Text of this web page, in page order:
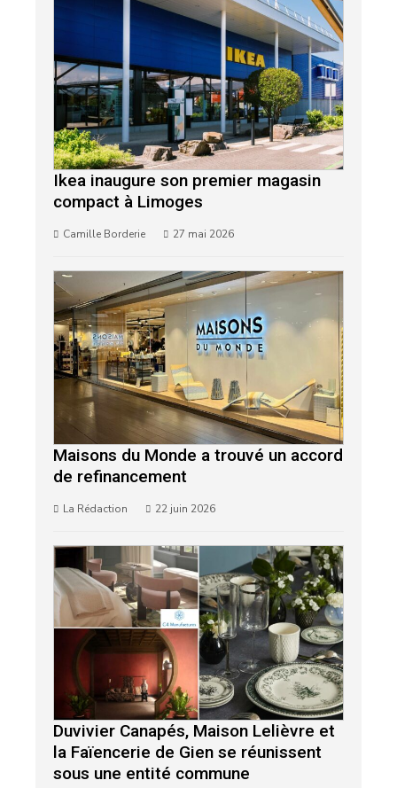
Ikea inaugure son premier magasin
compact à Limoges
Camille Borderie 27 mai 2026
Maisons du Monde a trouvé un accord
de refinancement
La Rédaction 22 juin 2026
Duvivier Canapés, Maison Lelièvre et
la Faïencerie de Gien se réunissent
sous une entité commune